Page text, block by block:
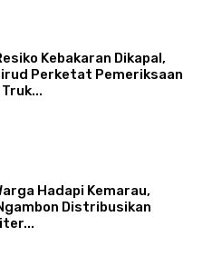
Kebakaran Dikapal,
Perketat Pemeriksaan
Hadapi Kemarau,
Distribusikan